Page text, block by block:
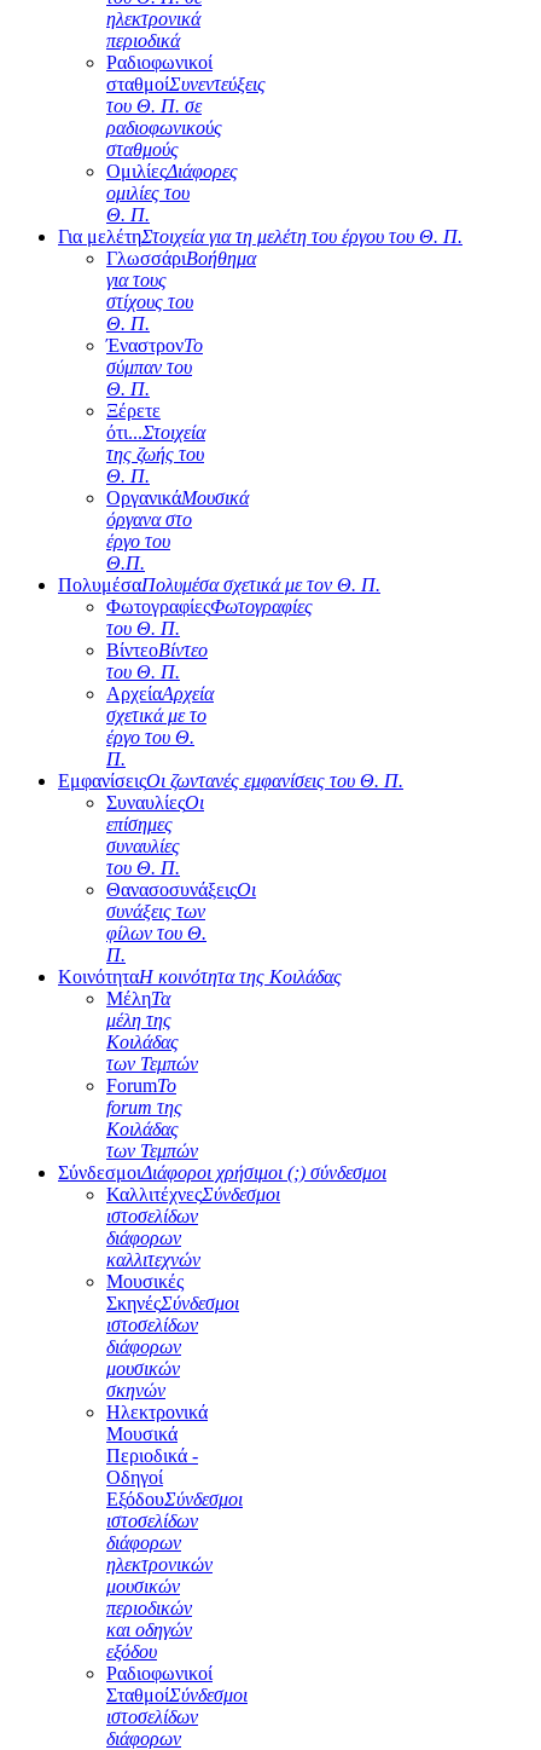
ηλεκτρονικά
περιοδικά
Ραδιοφωνικοί
σταθμοίΣυνεντεύξεις
του Θ. Π. σε
ραδιοφωνικούς
σταθμούς
ΟμιλίεςΔιάφορες
ομιλίες του
Θ. Π.
Για μελέτηΣτοιχεία για τη μελέτη του έργου του Θ. Π.
ΓλωσσάριΒοήθημα
για τους
στίχους του
Θ. Π.
ΈναστρονΤο
σύμπαν του
Θ. Π.
Ξέρετε
ότι...Στοιχεία
της ζωής του
Θ. Π.
ΟργανικάΜουσικά
όργανα στο
έργο του
Θ.Π.
ΠολυμέσαΠολυμέσα σχετικά με τον Θ. Π.
ΦωτογραφίεςΦωτογραφίες
του Θ. Π.
ΒίντεοΒίντεο
του Θ. Π.
ΑρχείαΑρχεία
σχετικά με το
έργο του Θ.
Π.
ΕμφανίσειςΟι ζωντανές εμφανίσεις του Θ. Π.
ΣυναυλίεςΟι
επίσημες
συναυλίες
του Θ. Π.
ΘανασοσυνάξειςΟι
συνάξεις των
φίλων του Θ.
Π.
ΚοινότηταΗ κοινότητα της Κοιλάδας
ΜέληΤα
μέλη της
Κοιλάδας
των Τεμπών
ForumΤο
forum της
Κοιλάδας
των Τεμπών
ΣύνδεσμοιΔιάφοροι χρήσιμοι (;) σύνδεσμοι
ΚαλλιτέχνεςΣύνδεσμοι
ιστοσελίδων
διάφορων
καλλιτεχνών
Μουσικές
ΣκηνέςΣύνδεσμοι
ιστοσελίδων
διάφορων
μουσικών
σκηνών
Ηλεκτρονικά
Μουσικά
Περιοδικά -
Οδηγοί
ΕξόδουΣύνδεσμοι
ιστοσελίδων
διάφορων
ηλεκτρονικών
μουσικών
περιοδικών
και οδηγών
εξόδου
Ραδιοφωνικοί
ΣταθμοίΣύνδεσμοι
ιστοσελίδων
διάφορων